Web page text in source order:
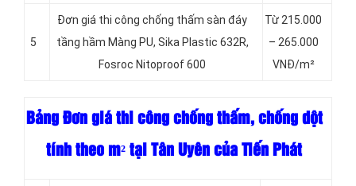
5
Đơn giá thi công chống thấm sàn đáy
tầng hầm Màng PU, Sika Plastic 632R,
Fosroc Nitoproof 600
Từ 215.000
– 265.000
VNĐ/m²
Bảng Đơn giá thi công chống thấm, chống dột
tính theo m² tại Tân Uyên của Tiến Phát